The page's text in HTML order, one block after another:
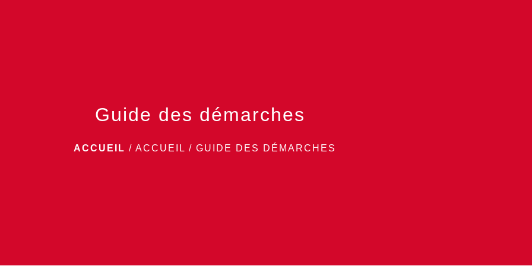
Guide des démarches
ACCUEIL / ACCUEIL / GUIDE DES DÉMARCHES